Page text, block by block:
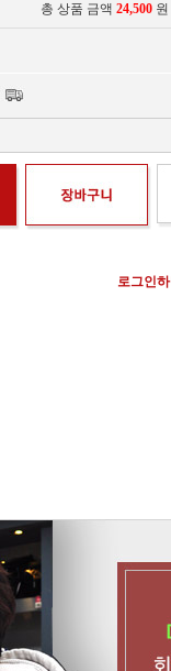
총 상품 금액 24,500 원
로그인